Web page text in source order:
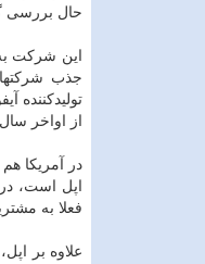
حال بررسی
این شرکت
جذب
از اواخر سال ۲۰۲۱ آگاهی داد.
اپل است،
فعلا به
علاوه بر